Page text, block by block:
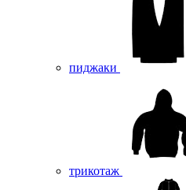
пиджаки
трикотаж